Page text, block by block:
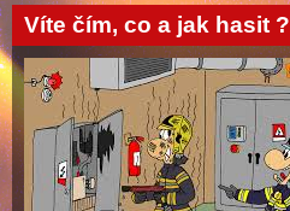
Víte čím, co a jak hasit ?